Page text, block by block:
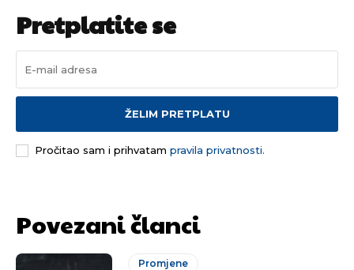
Pusti priču da živi!
Pusti priču da živi!
Pretplatite se
ŽELIM PRETPLATU
Pročitao sam i prihvatam pravila privatnosti.
Povezani članci
Promjene